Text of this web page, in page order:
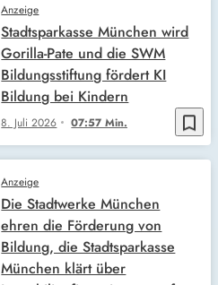
bookmark_border
Anzeige
8. Juli 2026 07:57 Min.
Stadtsparkasse München wird
Gorilla-Pate und die SWM
Bildungsstiftung fördert KI
Bildung bei Kindern
Anzeige
Die Stadtwerke München
ehren die Förderung von
Bildung, die Stadtsparkasse
München klärt über